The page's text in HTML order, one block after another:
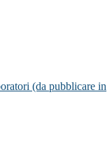
(da pubblicare in